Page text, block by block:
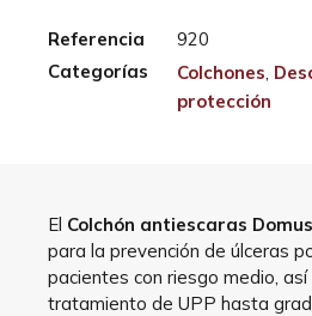
Referencia
920
Categorías
Colchones,
protección
El Colchón antiescaras
para la prevención de úlceras
pacientes con riesgo medio,
tratamiento de UPP hasta